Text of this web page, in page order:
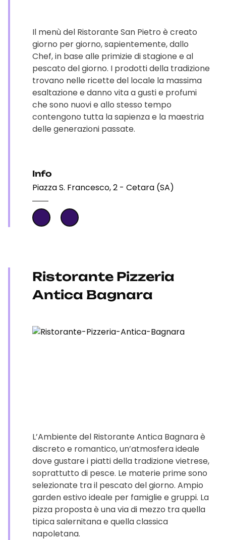
Il menù del Ristorante San Pietro è creato
giorno per giorno, sapientemente, dallo
Chef, in base alle primizie di stagione e al
pescato del giorno. I prodotti della tradizione
trovano nelle ricette del locale la massima
esaltazione e danno vita a gusti e profumi
che sono nuovi e allo stesso tempo
contengono tutta la sapienza e la maestria
delle generazioni passate.
Info
Piazza S. Francesco, 2 - Cetara (SA)
Ristorante Pizzeria
Antica Bagnara
L’Ambiente del Ristorante Antica Bagnara è
discreto e romantico, un’atmosfera ideale
dove gustare i piatti della tradizione vietrese,
soprattutto di pesce. Le materie prime sono
selezionate tra il pescato del giorno. Ampio
garden estivo ideale per famiglie e gruppi. La
pizza proposta è una via di mezzo tra quella
tipica salernitana e quella classica
napoletana.